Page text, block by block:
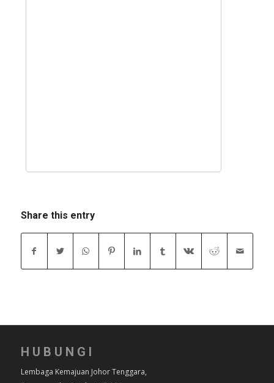
Share this entry
HUBUNGI
Lembaga Kemajuan Johor Tenggara,